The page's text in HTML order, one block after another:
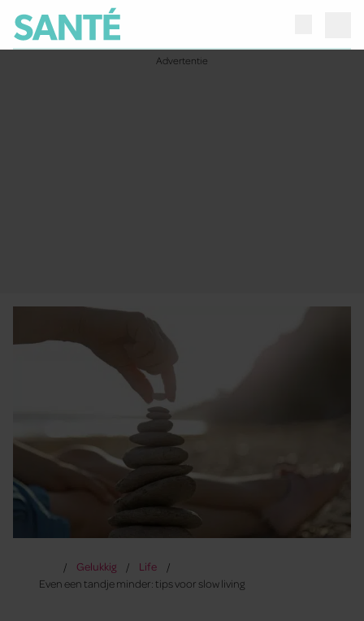
Gelukkig
Life
Even een tandje minder: tips voor slow living